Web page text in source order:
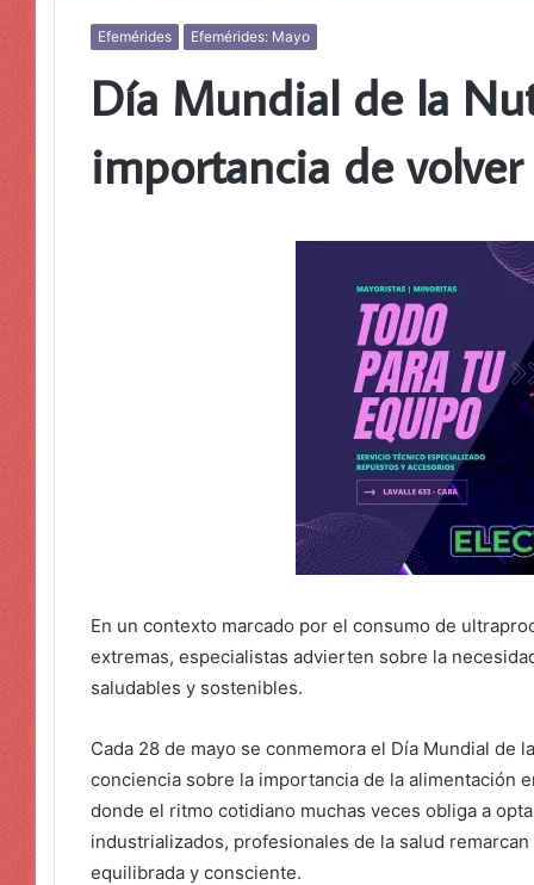
Efemérides Efemérides: Mayo
Día Mundial de la
importancia de
En un contexto marcado por el consumo de
extremas, especialistas advierten sobre la
saludables y sostenibles.
Cada 28 de mayo se conmemora el Día Mundial de
conciencia sobre la importancia de la alimentación
donde el ritmo cotidiano muchas veces obliga a
industrializados, profesionales de la salud
equilibrada y consciente.